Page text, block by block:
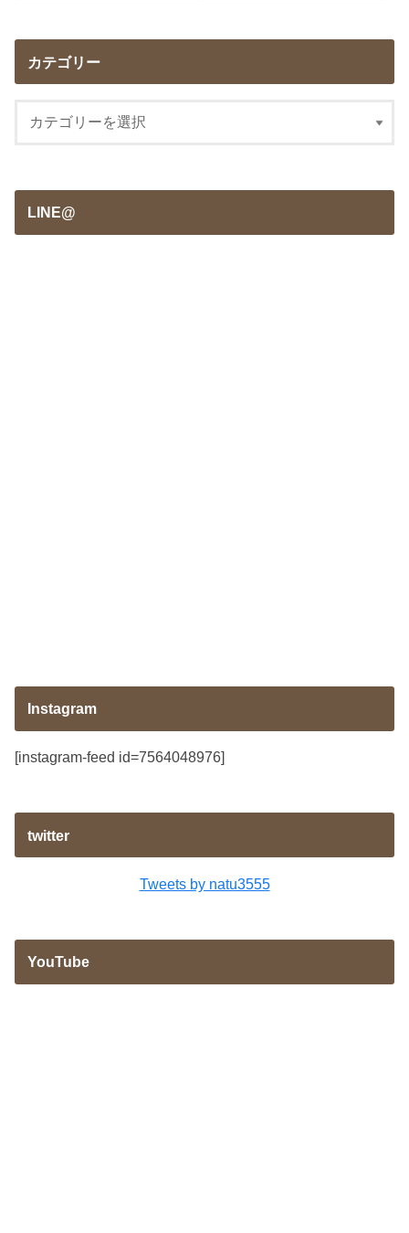
カテゴリー
LINE@
Instagram
[instagram-feed id=7564048976]
twitter
Tweets by natu3555
YouTube